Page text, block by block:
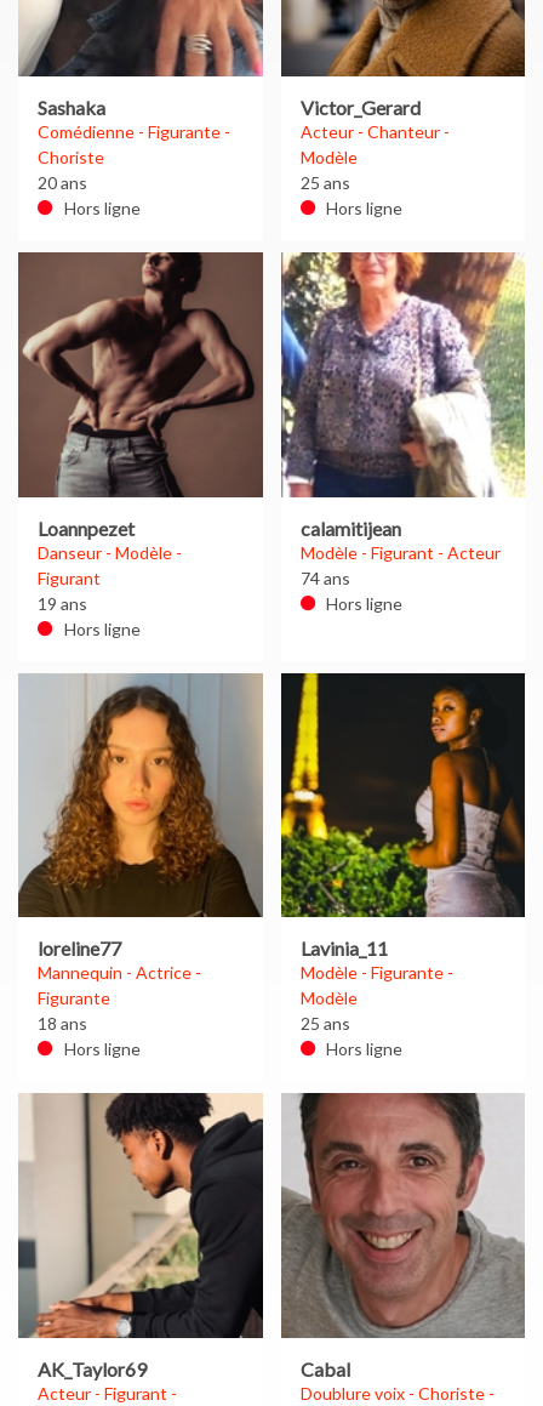
Sashaka
Comédienne - Figurante -
Choriste
20 ans
Hors ligne
Victor_Gerard
Acteur - Chanteur -
Modèle
25 ans
Hors ligne
Loannpezet
Danseur - Modèle -
Figurant
19 ans
Hors ligne
calamitijean
Modèle - Figurant - Acteur
74 ans
Hors ligne
loreline77
Mannequin - Actrice -
Figurante
18 ans
Hors ligne
Lavinia_11
Modèle - Figurante -
Modèle
25 ans
Hors ligne
AK_Taylor69
Acteur - Figurant -
Cabal
Doublure voix - Choriste -